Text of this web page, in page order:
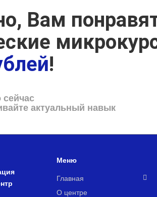
Вам
!
актуальный навык
Меню
Главная
О центре